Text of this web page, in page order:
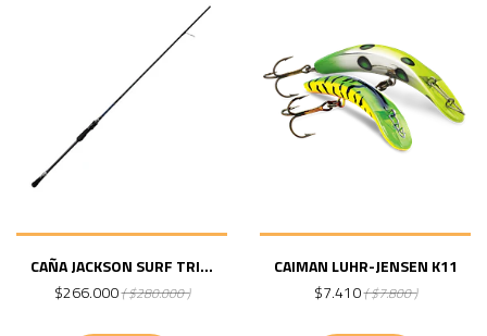
CAÑA JACKSON SURF TRI...
$266.000( $280.000 )
CAIMAN LUHR-JENSEN K11
$7.410( $7.800 )